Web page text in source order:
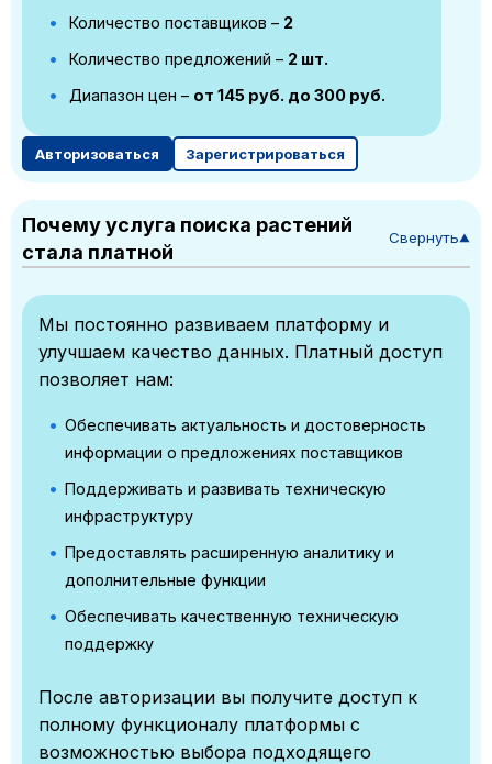
Количество поставщиков – 2
Количество предложений – 2 шт.
Диапазон цен – от 145 руб. до 300 руб.
Авторизоваться Зарегистрироваться
Почему услуга поиска растений
стала платной
Свернуть▼
Мы постоянно развиваем платформу и
улучшаем качество данных. Платный доступ
позволяет нам:
Обеспечивать актуальность и достоверность
информации о предложениях поставщиков
Поддерживать и развивать техническую
инфраструктуру
Предоставлять расширенную аналитику и
дополнительные функции
Обеспечивать качественную техническую
поддержку
После авторизации вы получите доступ к
полному функционалу платформы с
возможностью выбора подходящего